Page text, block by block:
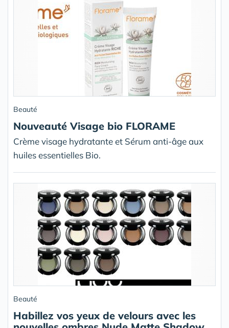
Beauté
Nouveauté Visage bio FLORAME
Crème visage hydratante et Sérum anti-âge aux
huiles essentielles Bio.
Beauté
Habillez vos yeux de velours avec les